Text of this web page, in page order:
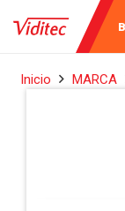
Inicio MARCA